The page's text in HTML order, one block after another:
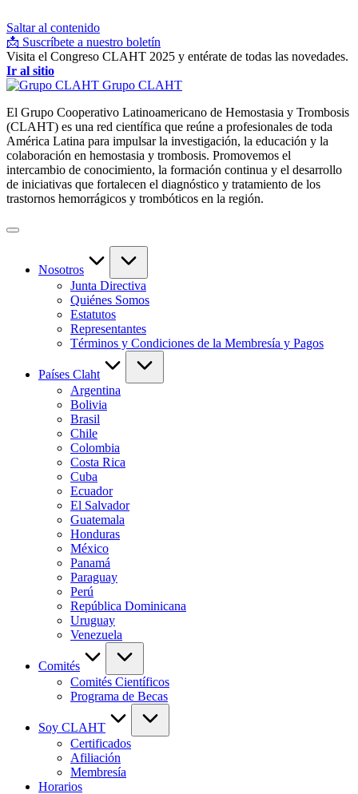
Saltar al contenido
📩 Suscríbete a nuestro boletín
Visita el Congreso CLAHT 2025 y entérate de todas las novedades.
Ir al sitio
Grupo CLAHT
El Grupo Cooperativo Latinoamericano de Hemostasia y Trombosis
(CLAHT) es una red científica que reúne a profesionales de toda
América Latina para impulsar la investigación, la educación y la
colaboración en hemostasia y trombosis. Promovemos el
intercambio de conocimiento, la formación continua y el desarrollo
de iniciativas que fortalecen el diagnóstico y tratamiento de los
trastornos hemorrágicos y trombóticos en la región.
Nosotros
Junta Directiva
Quiénes Somos
Estatutos
Representantes
Términos y Condiciones de la Membresía y Pagos
Países Claht
Argentina
Bolivia
Brasil
Chile
Colombia
Costa Rica
Cuba
Ecuador
El Salvador
Guatemala
Honduras
México
Panamá
Paraguay
Perú
República Dominicana
Uruguay
Venezuela
Comités
Comités Científicos
Programa de Becas
Soy CLAHT
Certificados
Afiliación
Membresía
Horarios